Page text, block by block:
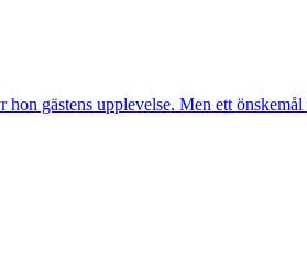
gästens upp­levelse. Men ett önskemål